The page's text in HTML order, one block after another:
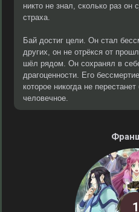
никто не знал, сколько раз он
страха.
Бай достиг цели. Он стал
других, он не отрёкся от
шёл рядом. Он сохранял в
драгоценности. Его
которое никогда не
человечное.